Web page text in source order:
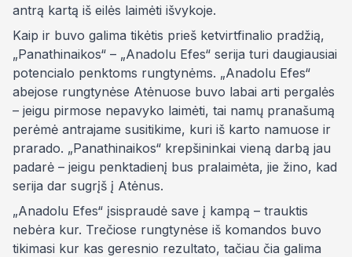
antrą kartą iš eilės laimėti išvykoje.
Kaip ir buvo galima tikėtis prieš ketvirtfinalio pradžią,
„Panathinaikos“ – „Anadolu Efes“ serija turi daugiausiai
potencialo penktoms rungtynėms. „Anadolu Efes“
abejose rungtynėse Atėnuose buvo labai arti pergalės
– jeigu pirmose nepavyko laimėti, tai namų pranašumą
perėmė antrajame susitikime, kuri iš karto namuose ir
prarado. „Panathinaikos“ krepšininkai vieną darbą jau
padarė – jeigu penktadienį bus pralaimėta, jie žino, kad
serija dar sugrįš į Atėnus.
„Anadolu Efes“ įsispraudė save į kampą – trauktis
nebėra kur. Trečiose rungtynėse iš komandos buvo
tikimasi kur kas geresnio rezultato, tačiau čia galima